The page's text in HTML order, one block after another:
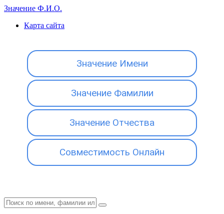
Значение Ф.И.О.
Карта сайта
Значение Имени
Значение Фамилии
Значение Отчества
Совместимость Онлайн